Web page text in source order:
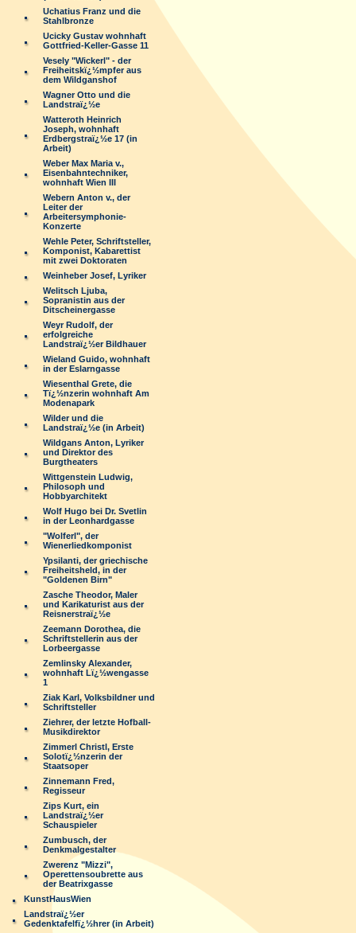
Uchatius Franz und die
Stahlbronze
Ucicky Gustav wohnhaft
Gottfried-Keller-Gasse 11
Vesely "Wickerl" - der
Freiheitskï¿½mpfer aus
dem Wildganshof
Wagner Otto und die
Landstraï¿½e
Watteroth Heinrich
Joseph, wohnhaft
Erdbergstraï¿½e 17 (in
Arbeit)
Weber Max Maria v.,
Eisenbahntechniker,
wohnhaft Wien III
Webern Anton v., der
Leiter der
Arbeitersymphonie-
Konzerte
Wehle Peter, Schriftsteller,
Komponist, Kabarettist
mit zwei Doktoraten
Weinheber Josef, Lyriker
Welitsch Ljuba,
Sopranistin aus der
Ditscheinergasse
Weyr Rudolf, der
erfolgreiche
Landstraï¿½er Bildhauer
Wieland Guido, wohnhaft
in der Eslarngasse
Wiesenthal Grete, die
Tï¿½nzerin wohnhaft Am
Modenapark
Wilder und die
Landstraï¿½e (in Arbeit)
Wildgans Anton, Lyriker
und Direktor des
Burgtheaters
Wittgenstein Ludwig,
Philosoph und
Hobbyarchitekt
Wolf Hugo bei Dr. Svetlin
in der Leonhardgasse
"Wolferl", der
Wienerliedkomponist
Ypsilanti, der griechische
Freiheitsheld, in der
"Goldenen Birn"
Zasche Theodor, Maler
und Karikaturist aus der
Reisnerstraï¿½e
Zeemann Dorothea, die
Schriftstellerin aus der
Lorbeergasse
Zemlinsky Alexander,
wohnhaft Lï¿½wengasse
1
Ziak Karl, Volksbildner und
Schriftsteller
Ziehrer, der letzte Hofball-
Musikdirektor
Zimmerl Christl, Erste
Solotï¿½nzerin der
Staatsoper
Zinnemann Fred,
Regisseur
Zips Kurt, ein
Landstraï¿½er
Schauspieler
Zumbusch, der
Denkmalgestalter
Zwerenz "Mizzi",
Operettensoubrette aus
der Beatrixgasse
KunstHausWien
Landstraï¿½er
Gedenktafelfï¿½hrer (in Arbeit)